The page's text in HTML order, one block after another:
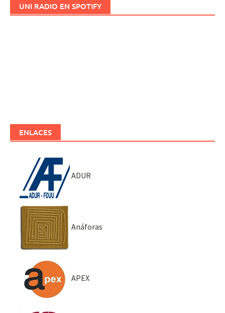
UNI RADIO EN SPOTIFY
ENLACES
ADUR
Anáforas
APEX